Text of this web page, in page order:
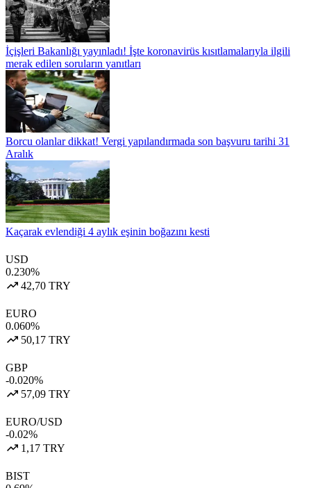
İçişleri Bakanlığı yayınladı! İşte koronavirüs kısıtlamalarıyla ilgili
merak edilen soruların yanıtları
Borcu olanlar dikkat! Vergi yapılandırmada son başvuru tarihi 31
Aralık
Kaçarak evlendiği 4 aylık eşinin boğazını kesti
USD
0.230%
42,70 TRY
EURO
0.060%
50,17 TRY
GBP
-0.020%
57,09 TRY
EURO/USD
-0.02%
1,17 TRY
BIST